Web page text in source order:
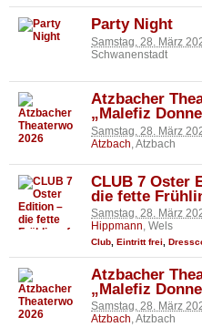
Party Night
Samstag, 28. März
Schwanenstadt
Atzbacher
„Malefiz
Samstag, 28. März
Atzbach , Atzbach
CLUB 7 Oster
die fette
Samstag, 28. März
Hippmann, Wels
Club Eintritt frei
Atzbacher
„Malefiz
Samstag, 28. März
Atzbach, Atzbach